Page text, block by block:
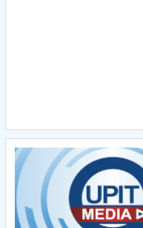
CAR2026
MENIU CANTINA
Documente privind statutul
Lista personalului Centrului